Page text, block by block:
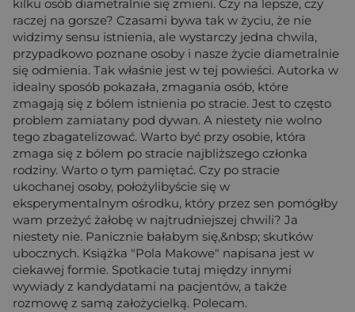
kilku osób diametralnie się zmieni. Czy na lepsze, czy
raczej na gorsze? Czasami bywa tak w życiu, że nie
widzimy sensu istnienia, ale wystarczy jedna chwila,
przypadkowo poznane osoby i nasze życie diametralnie
się odmienia. Tak właśnie jest w tej powieści. Autorka w
idealny sposób pokazała, zmagania osób, które
zmagają się z bólem istnienia po stracie. Jest to często
problem zamiatany pod dywan. A niestety nie wolno
tego zbagatelizować. Warto być przy osobie, która
zmaga się z bólem po stracie najbliższego członka
rodziny. Warto o tym pamiętać. Czy po stracie
ukochanej osoby, położylibyście się w
eksperymentalnym ośrodku, który przez sen pomógłby
wam przeżyć żałobę w najtrudniejszej chwili? Ja
niestety nie. Panicznie bałabym się,&nbsp; skutków
ubocznych. Książka "Pola Makowe" napisana jest w
ciekawej formie. Spotkacie tutaj między innymi
wywiady z kandydatami na pacjentów, a także
rozmowę z samą założycielką. Polecam.